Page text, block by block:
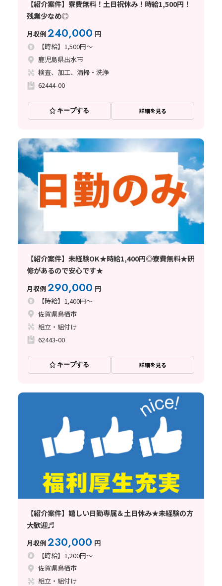
【紹介案件】寮費無料！土日祝休み！時給1,500円！
残業少なめ◎
月収例240,000 円
【時給】1,500円～
鹿児島県出水市
検査、加工、清掃・洗浄
62444-00
キープする 詳細を見る
【紹介案件】未経験OK★時給1,400円◎寮費無料★研
修があるので安心です★
月収例290,000 円
【時給】1,400円～
佐賀県鳥栖市
組立・組付け
62443-00
キープする 詳細を見る
【紹介案件】嬉しい日勤専属＆土日休み★未経験の方
大歓迎♬
月収例230,000 円
【時給】1,200円～
佐賀県鳥栖市
組立・組付け